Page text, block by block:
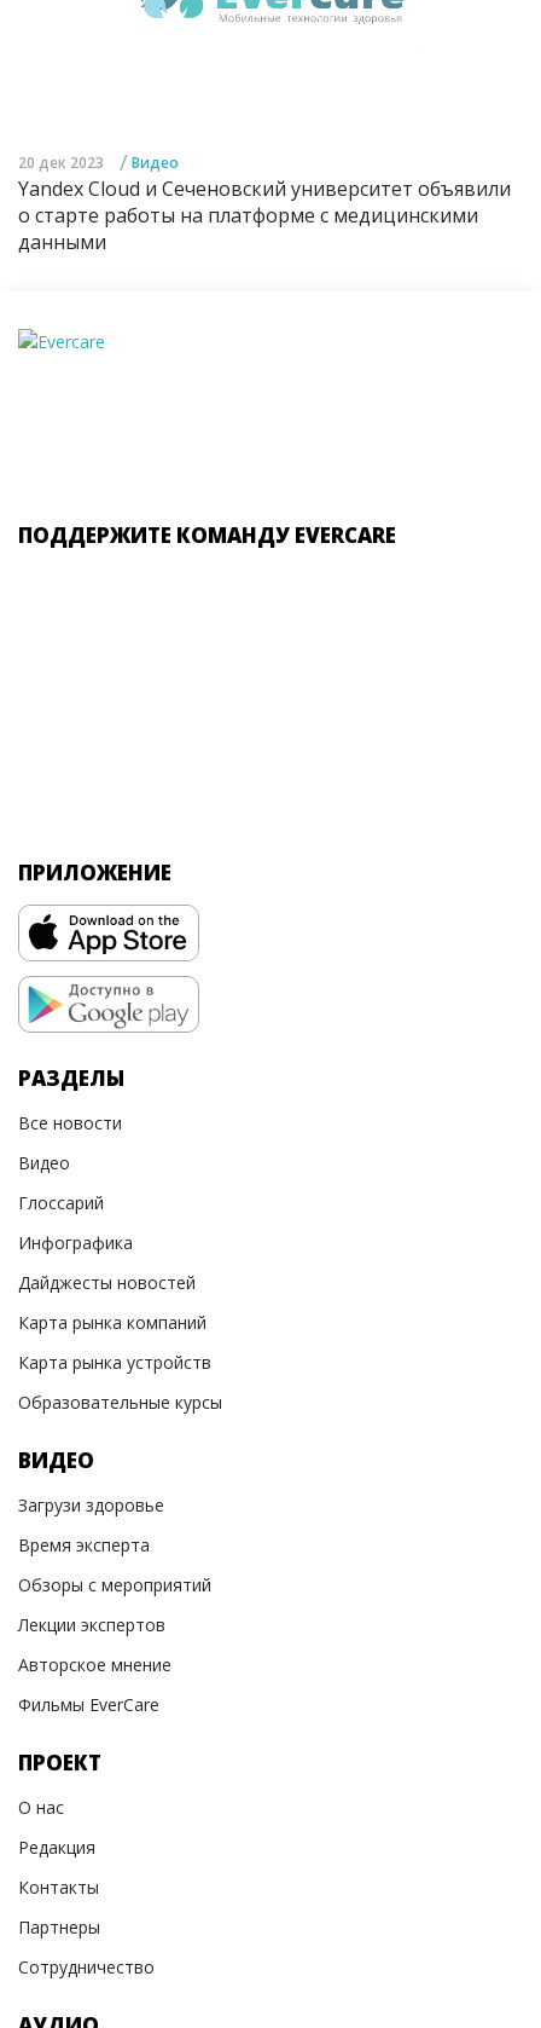
20 дек 2023 / Видео
Yandex Cloud и Сеченовский университет объявили
о старте работы на платформе с медицинскими
данными
ПОДДЕРЖИТЕ КОМАНДУ EVERCARE
ПРИЛОЖЕНИЕ
РАЗДЕЛЫ
Все новости
Видео
Глоссарий
Инфографика
Дайджесты новостей
Карта рынка компаний
Карта рынка устройств
Образовательные курсы
ВИДЕО
Загрузи здоровье
Время эксперта
Обзоры с мероприятий
Лекции экспертов
Авторское мнение
Фильмы EverCare
ПРОЕКТ
О нас
Редакция
Контакты
Партнеры
Сотрудничество